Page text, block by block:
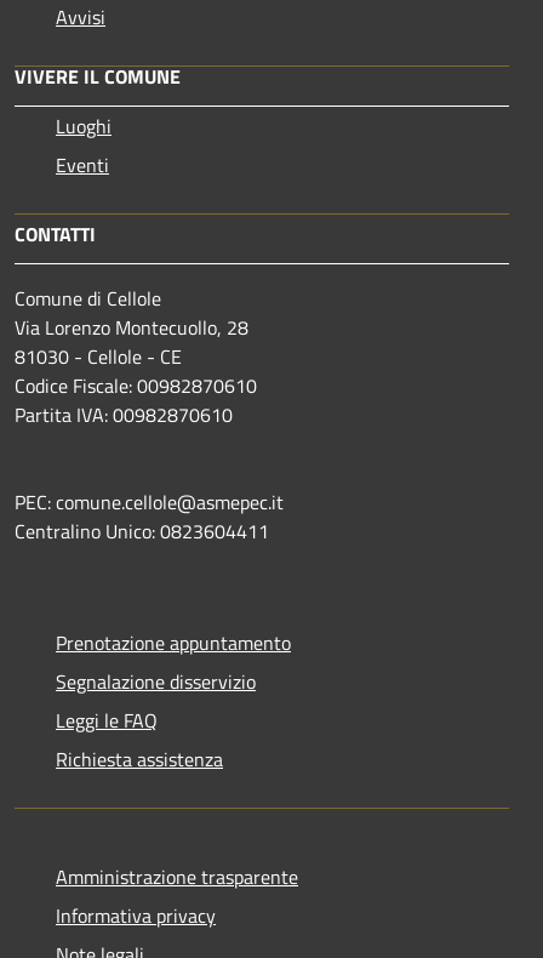
Avvisi
VIVERE IL COMUNE
Luoghi
Eventi
CONTATTI
Comune di Cellole
Via Lorenzo Montecuollo, 28
81030 - Cellole - CE
Codice Fiscale: 00982870610
Partita IVA: 00982870610
PEC: comune.cellole@asmepec.it
Centralino Unico: 0823604411
Prenotazione appuntamento
Segnalazione disservizio
Leggi le FAQ
Richiesta assistenza
Amministrazione trasparente
Informativa privacy